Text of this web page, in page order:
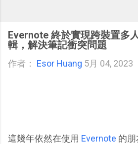
Evernote 終於實現跨裝置多
輯，解決筆記衝突問題
作者： Esor Huang 5月 04, 2023
這幾年依然在使用 Evernote 的